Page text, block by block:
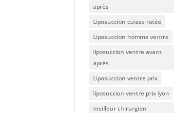
après
Liposuccion cuisse ratée
Liposuccion homme ventre
liposuccion ventre avant
après
Liposuccion ventre prix
liposuccion ventre prix lyon
meilleur chirurgien